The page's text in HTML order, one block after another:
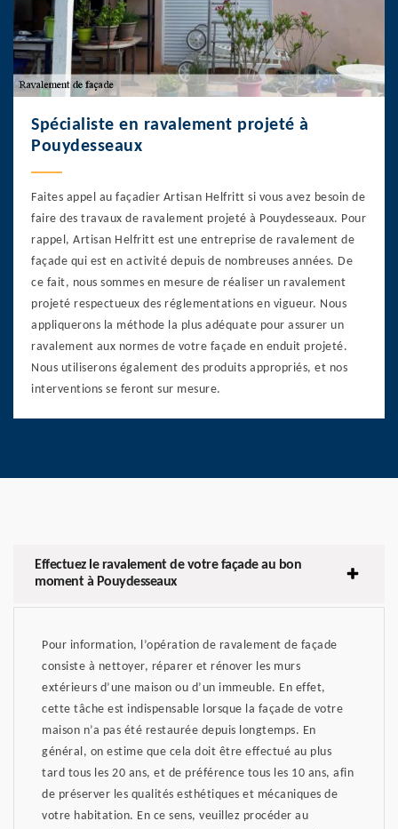
Spécialiste en ravalement projeté à
Pouydesseaux
Faites appel au façadier Artisan Helfritt si vous avez besoin de
faire des travaux de ravalement projeté à Pouydesseaux. Pour
rappel, Artisan Helfritt est une entreprise de ravalement de
façade qui est en activité depuis de nombreuses années. De
ce fait, nous sommes en mesure de réaliser un ravalement
projeté respectueux des réglementations en vigueur. Nous
appliquerons la méthode la plus adéquate pour assurer un
ravalement aux normes de votre façade en enduit projeté.
Nous utiliserons également des produits appropriés, et nos
interventions se feront sur mesure.
Effectuez le ravalement de votre façade au bon
moment à Pouydesseaux
Pour information, l’opération de ravalement de façade
consiste à nettoyer, réparer et rénover les murs
extérieurs d’une maison ou d’un immeuble. En effet,
cette tâche est indispensable lorsque la façade de votre
maison n’a pas été restaurée depuis longtemps. En
général, on estime que cela doit être effectué au plus
tard tous les 20 ans, et de préférence tous les 10 ans, afin
de préserver les qualités esthétiques et mécaniques de
votre habitation. En ce sens, veuillez procéder au